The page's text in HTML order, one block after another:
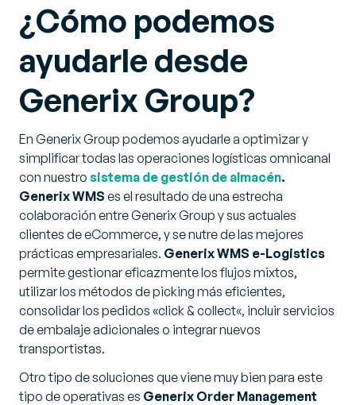
¿Cómo podemos
ayudarle desde
Generix Group?
En Generix Group podemos ayudarle a optimizar y
simplificar todas las operaciones logísticas omnicanal
con nuestro sistema de gestión de almacén.
Generix WMS es el resultado de una estrecha
colaboración entre Generix Group y sus actuales
clientes de eCommerce, y se nutre de las mejores
prácticas empresariales. Generix WMS e-Logistics
permite gestionar eficazmente los flujos mixtos,
utilizar los métodos de picking más eficientes,
consolidar los pedidos «click & collect«, incluir servicios
de embalaje adicionales o integrar nuevos
transportistas.
Otro tipo de soluciones que viene muy bien para este
tipo de operativas es Generix Order Management